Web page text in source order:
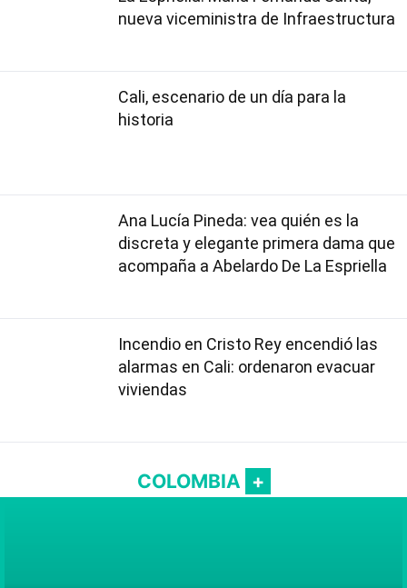
nueva viceministra de Infraestructura
Cali, escenario de un día para la
historia
Ana Lucía Pineda: vea quién es la
discreta y elegante primera dama que
acompaña a Abelardo De La Espriella
Incendio en Cristo Rey encendió las
alarmas en Cali: ordenaron evacuar
viviendas
COLOMBIA